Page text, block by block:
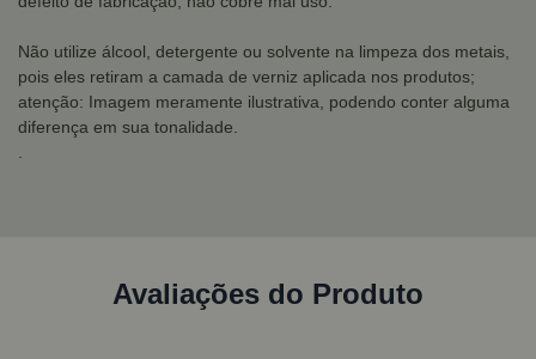
Não utilize álcool, detergente ou solvente na limpeza dos metais,
pois eles retiram a camada de verniz aplicada nos produtos;
atenção: Imagem meramente ilustrativa, podendo conter alguma
diferença em sua tonalidade.
Avaliações do Produto